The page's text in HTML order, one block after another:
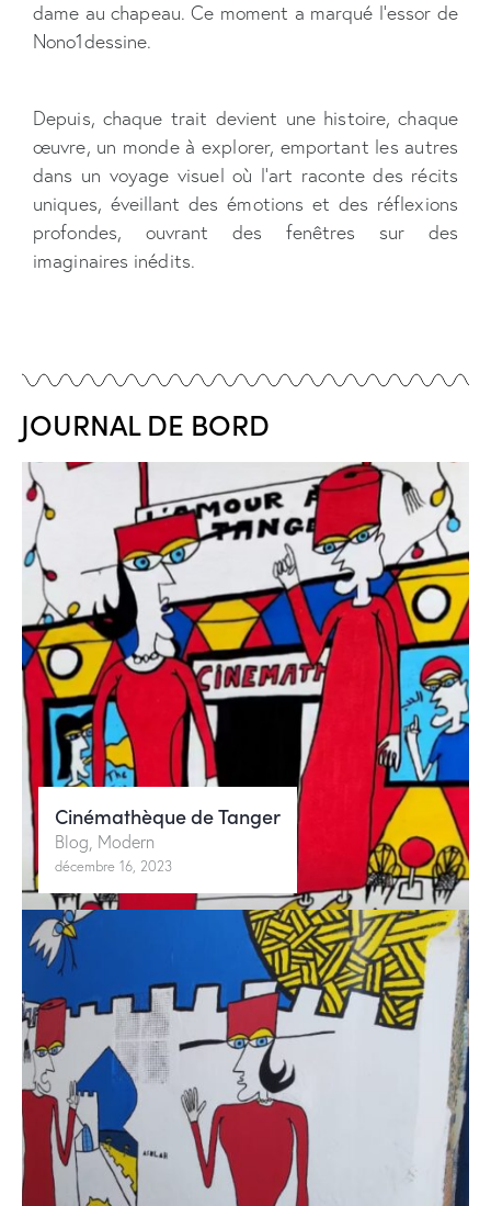
dame au chapeau. Ce moment a marqué l’essor de
Nono1dessine.
Depuis, chaque trait devient une histoire, chaque
œuvre, un monde à explorer, emportant les autres
dans un voyage visuel où l’art raconte des récits
uniques, éveillant des émotions et des réflexions
profondes, ouvrant des fenêtres sur des
imaginaires inédits.
JOURNAL DE BORD
Cinémathèque de Tanger
Blog Modern
décembre 16, 2023